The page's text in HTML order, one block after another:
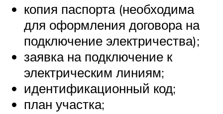
копия паспорта (необходима
для оформления договора на
подключение электричества);
заявка на подключение к
электрическим линиям;
идентификационный код;
план участка;